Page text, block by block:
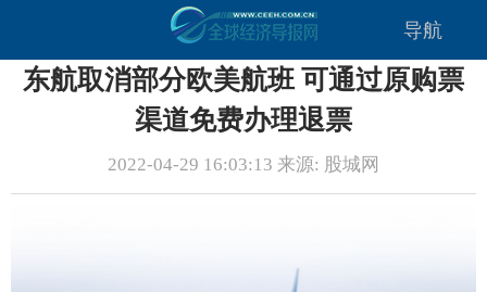
导航
东航取消部分欧美航班 可通过原购票
渠道免费办理退票
2022-04-29 16:03:13 来源: 股城网